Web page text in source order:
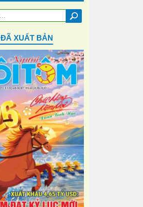
XUẤT BẢN